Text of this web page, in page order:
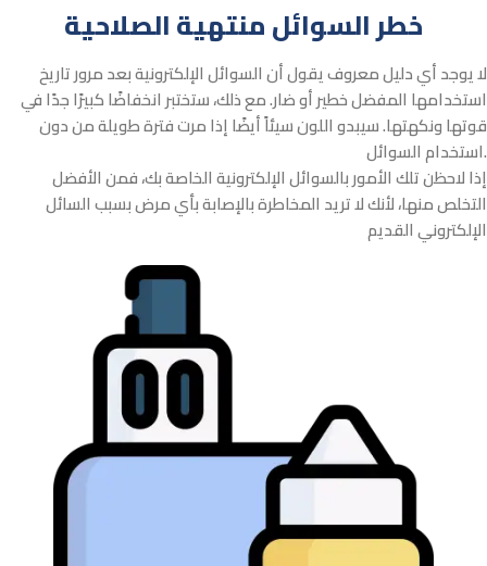
خطر السوائل منتهية الصلاحية
لا يوجد أي دليل معروف يقول أن السوائل الإلكترونية بعد مرور تاريخ
استخدامها المفضل خطير أو ضار. مع ذلك، ستختبر انخفاضًا كبيرًا جدًا في
قوتها ونكهتها. سيبدو اللون سيئاً أيضًا إذا مرت فترة طويلة من دون
استخدام السوائل.
إذا لاحظن تلك الأمور بالسوائل الإلكترونية الخاصة بك، فمن الأفضل
التخلص منها، لأنك لا تريد المخاطرة بالإصابة بأي مرض بسبب السائل
الإلكتروني القديم